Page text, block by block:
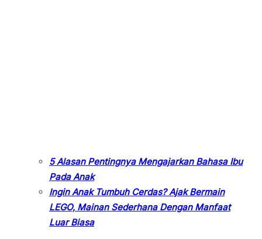
5 Alasan Pentingnya Mengajarkan Bahasa Ibu
Pada Anak
Ingin Anak Tumbuh Cerdas? Ajak Bermain
LEGO, Mainan Sederhana Dengan Manfaat
Luar Biasa